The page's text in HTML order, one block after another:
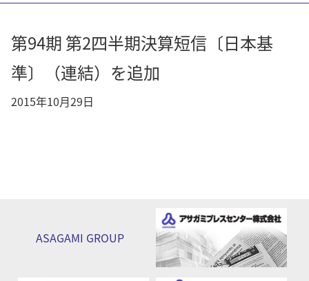
第94期 第2四半期決算短信〔日本基
準〕（連結）を追加
2015年10月29日
ASAGAMI GROUP